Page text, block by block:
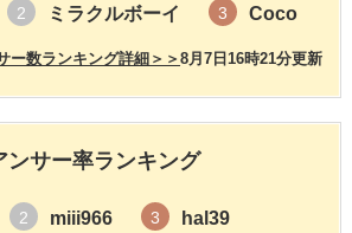
2 ミラクルボーイ 3 Coco
8月7日16時21分更新
ー数ランキング詳細＞＞
ンサー率ランキング
2 miii966 3 hal39